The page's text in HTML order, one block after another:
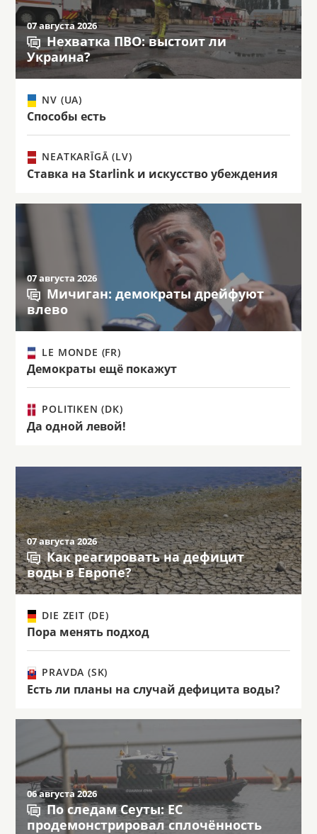
07 августа 2026
Нехватка ПВО: выстоит ли
Украина?
NV (UA)
Способы есть
NEATKARĪGĀ (LV)
Ставка на Starlink и искусство убеждения
07 августа 2026
Мичиган: демократы дрейфуют
влево
LE MONDE (FR)
Демократы ещё покажут
POLITIKEN (DK)
Да одной левой!
07 августа 2026
Как реагировать на дефицит
воды в Европе?
DIE ZEIT (DE)
Пора менять подход
PRAVDA (SK)
Есть ли планы на случай дефицита воды?
06 августа 2026
По следам Сеуты: ЕС
продемонстрировал сплочённость